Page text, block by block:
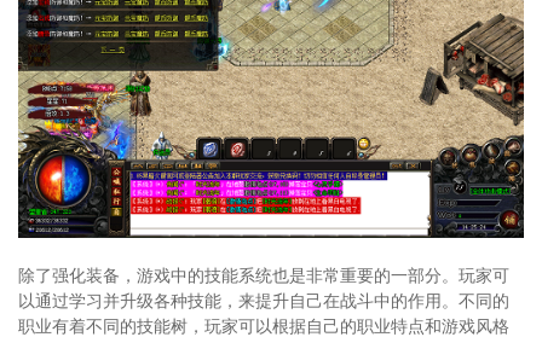
除了强化装备，游戏中的技能系统也是非常重要的一部分。玩家可
以通过学习并升级各种技能，来提升自己在战斗中的作用。不同的
职业有着不同的技能树，玩家可以根据自己的职业特点和游戏风格